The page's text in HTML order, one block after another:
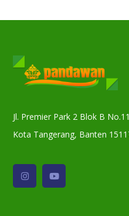
Jl. Premier Park 2 Blok B
Kota Tangerang, Banten